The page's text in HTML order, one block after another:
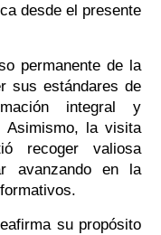
desde el presente
permanente de la
sus estándares de
integral y
Asimismo, la visita
recoger valiosa
avanzando en la
su propósito